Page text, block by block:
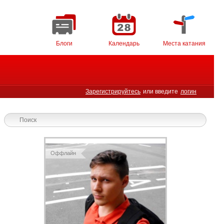
Блоги Календарь Места катания
Зарегистрируйтесь или введите логин
Оффлайн